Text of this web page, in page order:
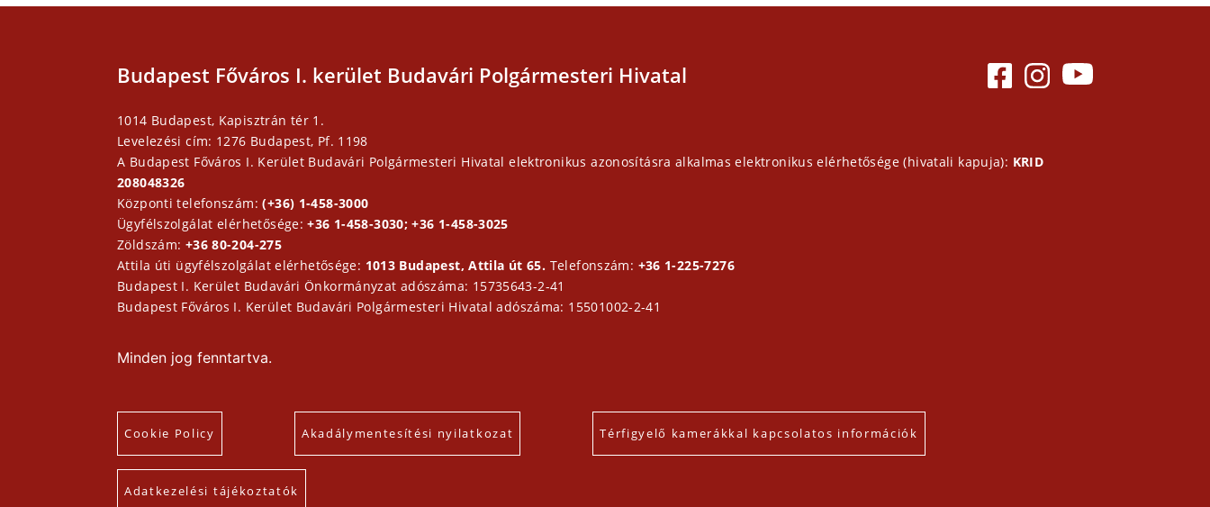
Budapest Főváros I. kerület Budavári Polgármesteri Hivatal
1014 Budapest, Kapisztrán tér 1.
Levelezési cím: 1276 Budapest, Pf. 1198
A Budapest Főváros I. Kerület Budavári Polgármesteri Hivatal elektronikus azonosításra alkalmas elektronikus elérhetősége (hivatali kapuja): KRID
208048326
Központi telefonszám:(+36) 1-458-3000
Ügyfélszolgálat elérhetősége:+36 1-458-3030; +36 1-458-3025
Zöldszám: +36 80-204-275
Attila úti ügyfélszolgálat elérhetősége: 1013 Budapest, Attila út 65. Telefonszám: +36 1-225-7276
Budapest I. Kerület Budavári Önkormányzat adószáma: 15735643-2-41
Budapest Főváros I. Kerület Budavári Polgármesteri Hivatal adószáma: 15501002-2-41
Minden jog fenntartva.
Cookie Policy Akadálymentesítési nyilatkozat Térfigyelő kamerákkal kapcsolatos információk
Adatkezelési tájékoztatók